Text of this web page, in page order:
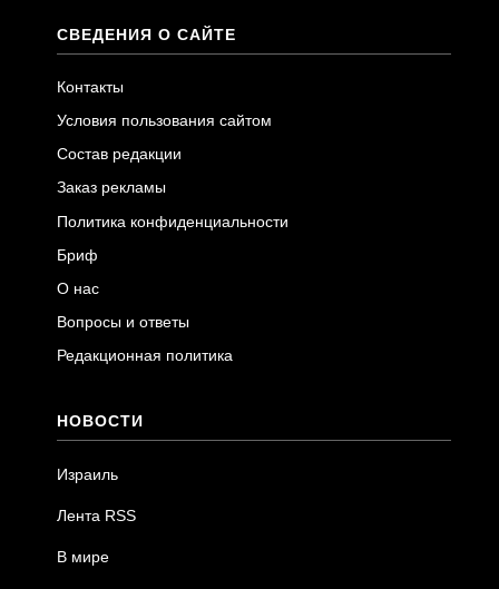
СВЕДЕНИЯ О САЙТЕ
Контакты
Условия пользования сайтом
Состав редакции
Заказ рекламы
Политика конфиденциальности
Бриф
О нас
Вопросы и ответы
Редакционная политика
НОВОСТИ
Израиль
Лента RSS
В мире